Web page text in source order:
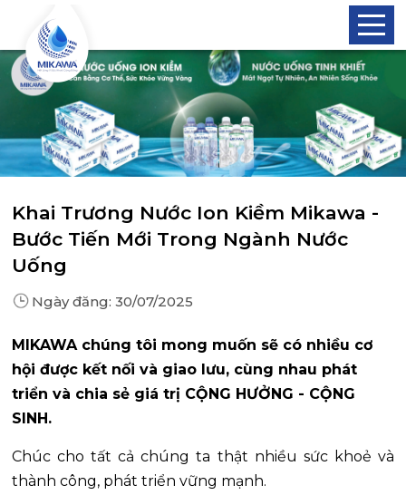
Khai Trương Nước Ion Kiềm Mikawa -
Bước Tiến Mới Trong Ngành Nước
Uống
Ngày đăng:30/07/2025
MIKAWA chúng tôi mong muốn sẽ có nhiều cơ
hội được kết nối và giao lưu, cùng nhau phát
triển và chia sẻ giá trị CỘNG HƯỞNG - CỘNG
SINH.
Chúc cho tất cả chúng ta thật nhiều sức khoẻ và
thành công, phát triển vững mạnh.